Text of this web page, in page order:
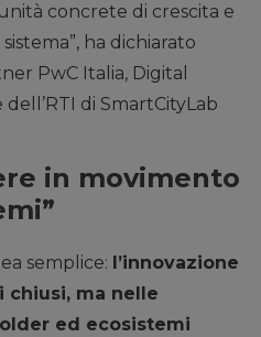
concrete di crescita e
ha dichiarato
PwC Italia, Digital
di SmartCityLab
in movimento
semplice: l’innovazione
chiusi, ma nelle
ed ecosistemi